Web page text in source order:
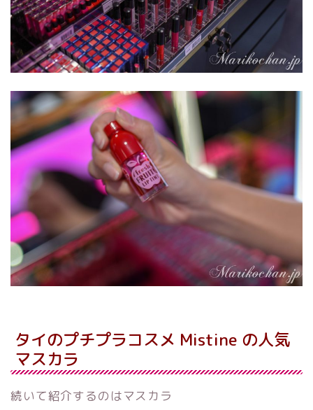
タイのプチプラコスメ Mistine の人気
マスカラ
続いて紹介するのはマスカラ